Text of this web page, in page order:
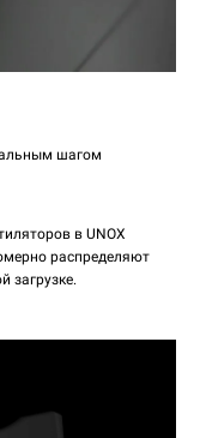
шагом
в UNOX
распределяют
загрузке.